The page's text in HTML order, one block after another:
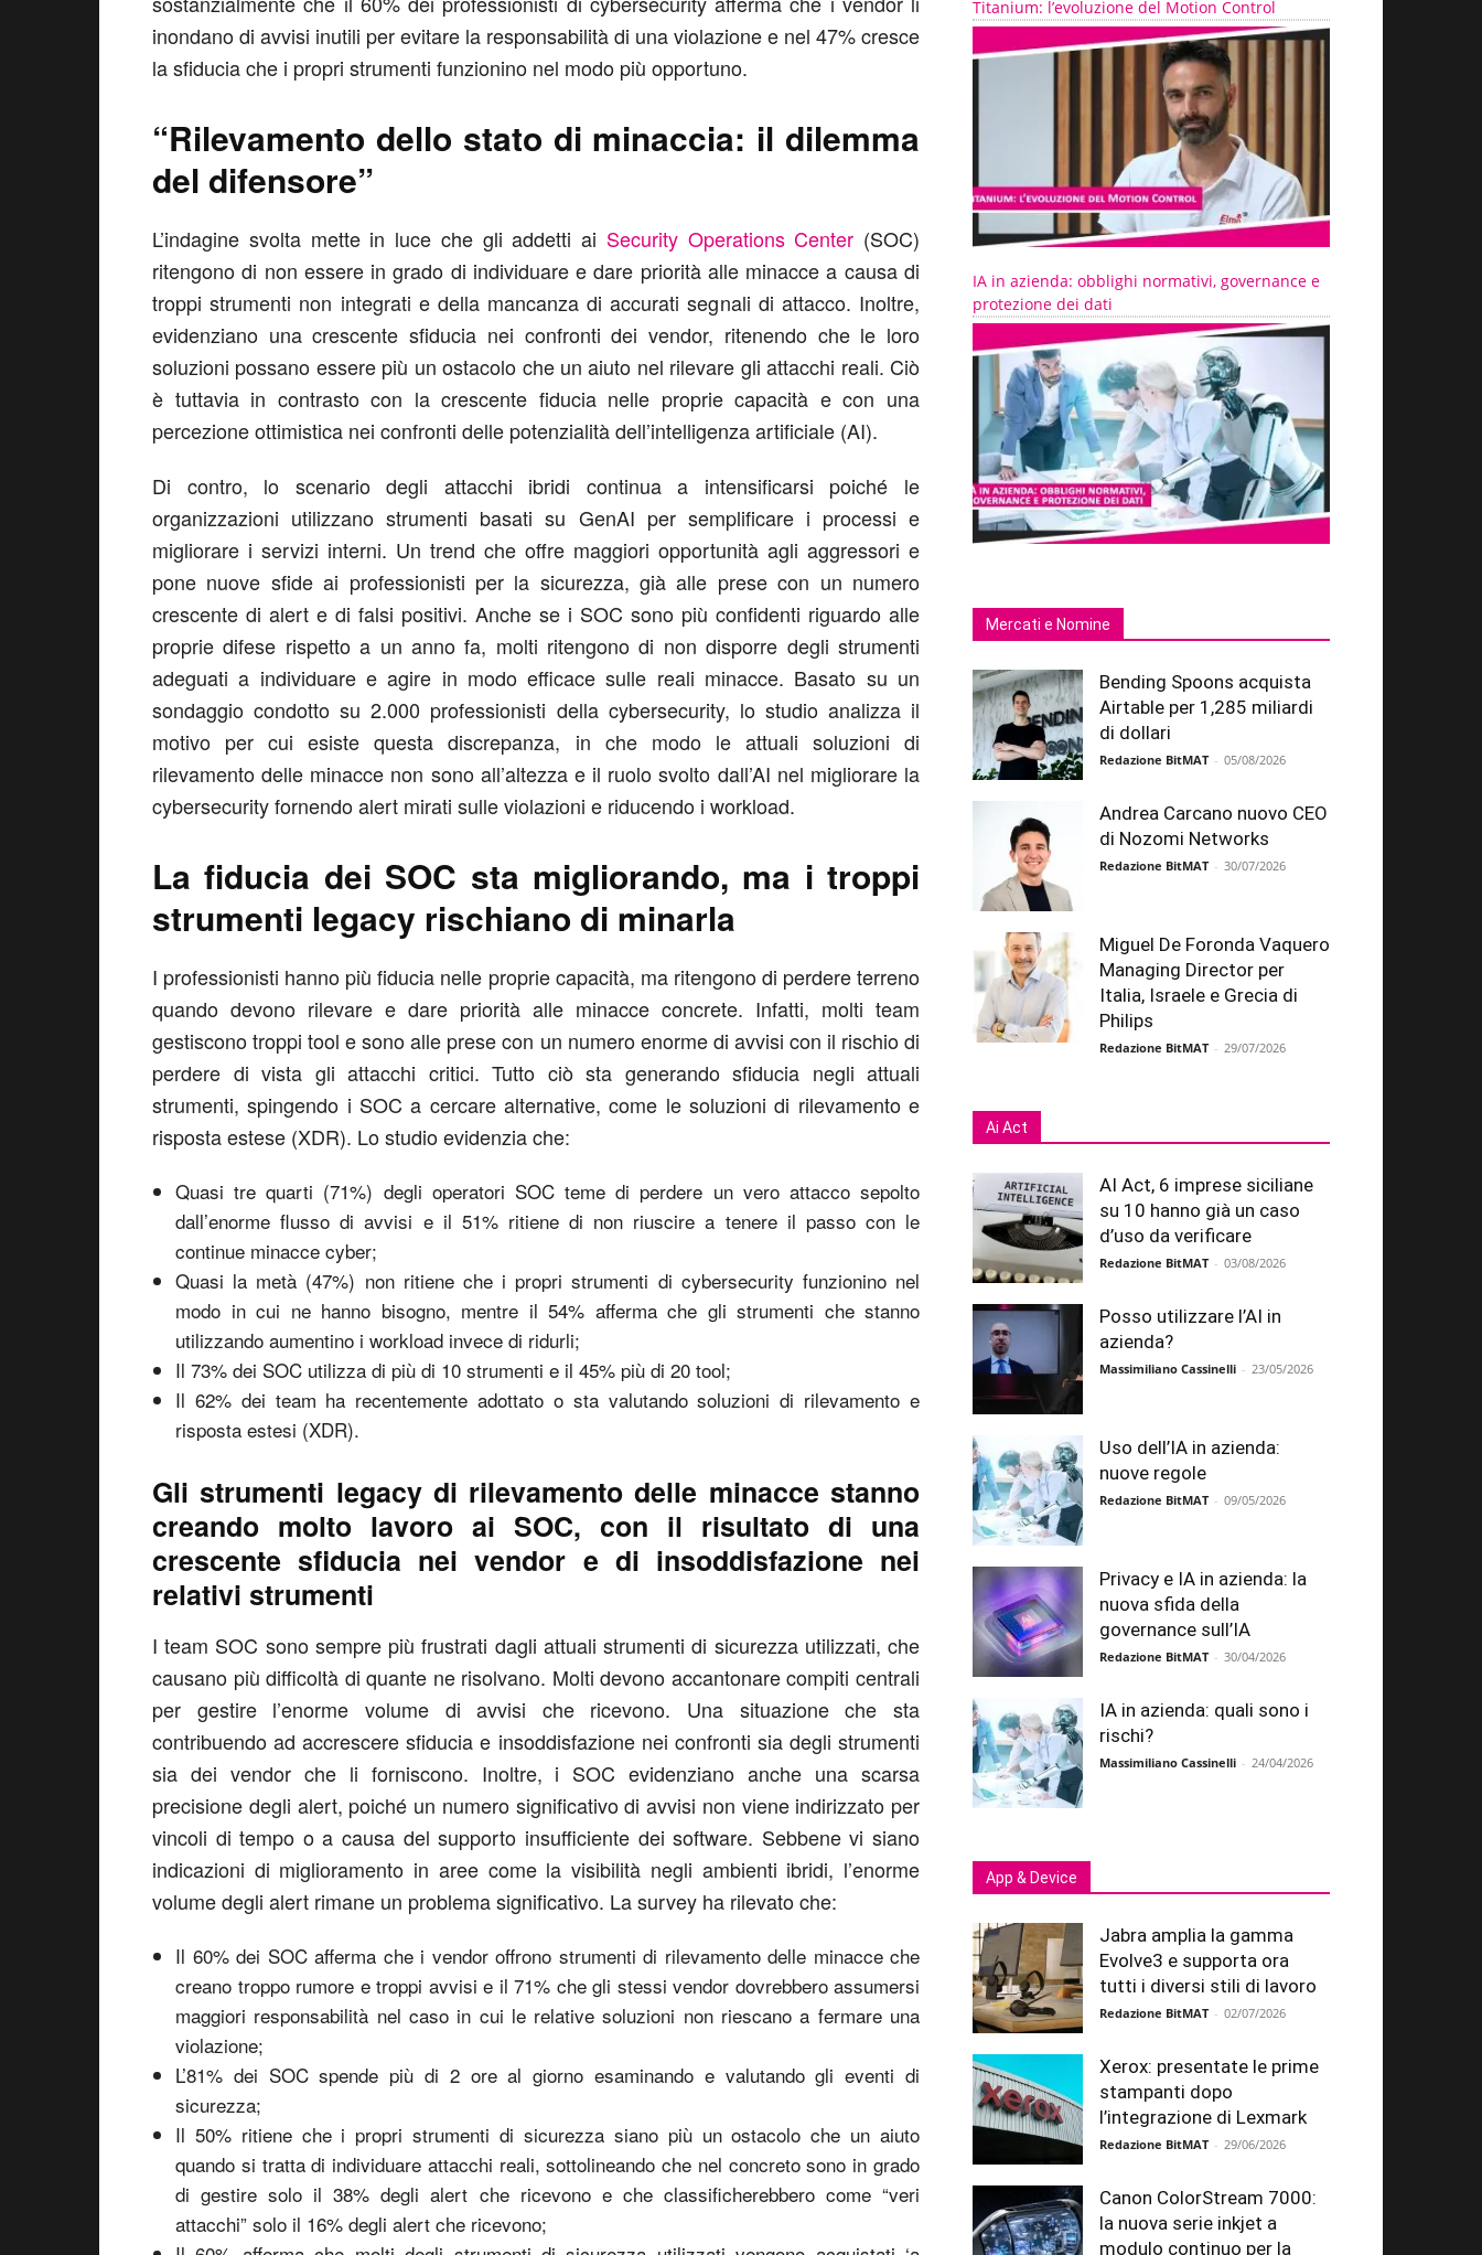
inondano di avvisi inutili per evitare la responsabilità di una violazione e nel 47% cresce
la sfiducia che i propri strumenti funzionino nel modo più opportuno.
“Rilevamento dello stato di minaccia: il dilemma
del difensore”
L’indagine svolta mette in luce che gli addetti ai Security Operations Center (SOC)
ritengono di non essere in grado di individuare e dare priorità alle minacce a causa di
troppi strumenti non integrati e della mancanza di accurati segnali di attacco. Inoltre,
evidenziano una crescente sfiducia nei confronti dei vendor, ritenendo che le loro
soluzioni possano essere più un ostacolo che un aiuto nel rilevare gli attacchi reali. Ciò
è tuttavia in contrasto con la crescente fiducia nelle proprie capacità e con una
percezione ottimistica nei confronti delle potenzialità dell’intelligenza artificiale (AI).
Di contro, lo scenario degli attacchi ibridi continua a intensificarsi poiché le
organizzazioni utilizzano strumenti basati su GenAI per semplificare i processi e
migliorare i servizi interni. Un trend che offre maggiori opportunità agli aggressori e
pone nuove sfide ai professionisti per la sicurezza, già alle prese con un numero
crescente di alert e di falsi positivi. Anche se i SOC sono più confidenti riguardo alle
proprie difese rispetto a un anno fa, molti ritengono di non disporre degli strumenti
adeguati a individuare e agire in modo efficace sulle reali minacce. Basato su un
sondaggio condotto su 2.000 professionisti della cybersecurity, lo studio analizza il
motivo per cui esiste questa discrepanza, in che modo le attuali soluzioni di
rilevamento delle minacce non sono all’altezza e il ruolo svolto dall’AI nel migliorare la
cybersecurity fornendo alert mirati sulle violazioni e riducendo i workload.
La fiducia dei SOC sta migliorando, ma i troppi
strumenti legacy rischiano di minarla
I professionisti hanno più fiducia nelle proprie capacità, ma ritengono di perdere terreno
quando devono rilevare e dare priorità alle minacce concrete. Infatti, molti team
gestiscono troppi tool e sono alle prese con un numero enorme di avvisi con il rischio di
perdere di vista gli attacchi critici. Tutto ciò sta generando sfiducia negli attuali
strumenti, spingendo i SOC a cercare alternative, come le soluzioni di rilevamento e
risposta estese (XDR). Lo studio evidenzia che:
Quasi tre quarti (71%) degli operatori SOC teme di perdere un vero attacco sepolto
dall’enorme flusso di avvisi e il 51% ritiene di non riuscire a tenere il passo con le
continue minacce cyber;
Quasi la metà (47%) non ritiene che i propri strumenti di cybersecurity funzionino nel
modo in cui ne hanno bisogno, mentre il 54% afferma che gli strumenti che stanno
utilizzando aumentino i workload invece di ridurli;
Il 73% dei SOC utilizza di più di 10 strumenti e il 45% più di 20 tool;
Il 62% dei team ha recentemente adottato o sta valutando soluzioni di rilevamento e
risposta estesi (XDR).
Gli strumenti legacy di rilevamento delle minacce stanno
creando molto lavoro ai SOC, con il risultato di una
crescente sfiducia nei vendor e di insoddisfazione nei
relativi strumenti
I team SOC sono sempre più frustrati dagli attuali strumenti di sicurezza utilizzati, che
causano più difficoltà di quante ne risolvano. Molti devono accantonare compiti centrali
per gestire l’enorme volume di avvisi che ricevono. Una situazione che sta
contribuendo ad accrescere sfiducia e insoddisfazione nei confronti sia degli strumenti
sia dei vendor che li forniscono. Inoltre, i SOC evidenziano anche una scarsa
precisione degli alert, poiché un numero significativo di avvisi non viene indirizzato per
vincoli di tempo o a causa del supporto insufficiente dei software. Sebbene vi siano
indicazioni di miglioramento in aree come la visibilità negli ambienti ibridi, l’enorme
volume degli alert rimane un problema significativo. La survey ha rilevato che:
Il 60% dei SOC afferma che i vendor offrono strumenti di rilevamento delle minacce che
creano troppo rumore e troppi avvisi e il 71% che gli stessi vendor dovrebbero assumersi
maggiori responsabilità nel caso in cui le relative soluzioni non riescano a fermare una
violazione;
L’81% dei SOC spende più di 2 ore al giorno esaminando e valutando gli eventi di
sicurezza;
Il 50% ritiene che i propri strumenti di sicurezza siano più un ostacolo che un aiuto
quando si tratta di individuare attacchi reali, sottolineando che nel concreto sono in grado
di gestire solo il 38% degli alert che ricevono e che classificherebbero come “veri
attacchi” solo il 16% degli alert che ricevono;
Titanium: l’evoluzione del Motion Control
IA in azienda: obblighi normativi, governance e
protezione dei dati
Mercati e Nomine
Bending Spoons acquista
Airtable per 1,285 miliardi
di dollari
Redazione BitMAT - 05/08/2026
Andrea Carcano nuovo CEO
di Nozomi Networks
Redazione BitMAT - 30/07/2026
Miguel De Foronda Vaquero
Managing Director per
Italia, Israele e Grecia di
Philips
Redazione BitMAT - 29/07/2026
Ai Act
AI Act, 6 imprese siciliane
su 10 hanno già un caso
d’uso da verificare
Redazione BitMAT - 03/08/2026
Posso utilizzare l’AI in
azienda?
Massimiliano Cassinelli - 23/05/2026
Uso dell’IA in azienda:
nuove regole
Redazione BitMAT - 09/05/2026
Privacy e IA in azienda: la
nuova sfida della
governance sull’IA
Redazione BitMAT - 30/04/2026
IA in azienda: quali sono i
rischi?
Massimiliano Cassinelli - 24/04/2026
App & Device
Jabra amplia la gamma
Evolve3 e supporta ora
tutti i diversi stili di lavoro
Redazione BitMAT - 02/07/2026
Xerox: presentate le prime
stampanti dopo
l’integrazione di Lexmark
Redazione BitMAT - 29/06/2026
Canon ColorStream 7000:
la nuova serie inkjet a
modulo continuo per la